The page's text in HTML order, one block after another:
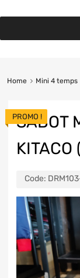
Home Mini 4 temps
SABOT
KITACO
Code:
PROMO !